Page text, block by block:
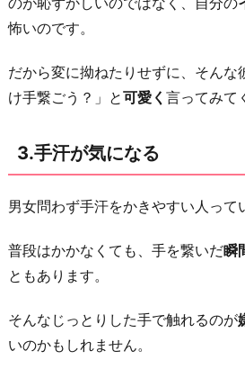
る
恥
ず
し
自
分
か
繋
げ
怖いのです。
だから変に拗ねたりせずに、そんな
け手繋ごう？」と可愛く 言ってみて
3.手汗が気になる
男女問わず手汗をかきやすい人って
普段はかかなくても、手を繋いだ瞬
ともあります。
そんなじっとりした手で触れるのが
いのかもしれません。